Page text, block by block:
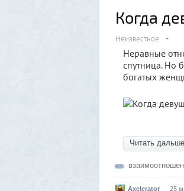
Когда
Неизвестное
Неравные
спутница. Но
богатых
Читать
Axelerator 25